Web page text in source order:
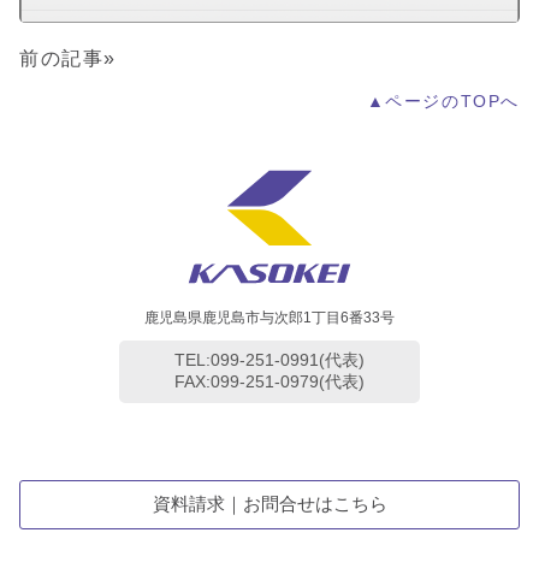
前の記事»
▲ページのTOPへ
鹿児島県鹿児島市与次郎1丁目6番33号
TEL:099-251-0991(代表)
FAX:099-251-0979(代表)
資料請求｜お問合せはこちら